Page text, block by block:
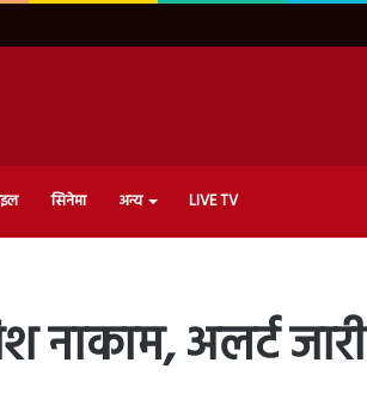
सिनेमा अन्य LIVE TV
नाकाम, अलर्ट जारी